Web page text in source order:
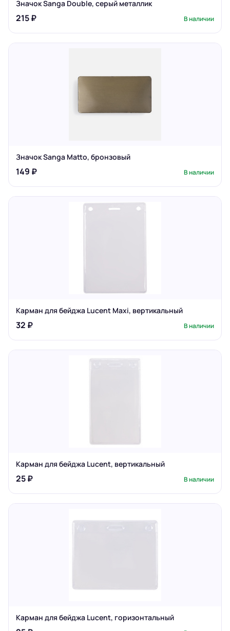
Значок Sanga Double, серый металлик
215 ₽ В наличии
Значок Sanga Matto, бронзовый
149 ₽ В наличии
Карман для бейджа Lucent Maxi, вертикальный
32 ₽ В наличии
Карман для бейджа Lucent, вертикальный
25 ₽ В наличии
Карман для бейджа Lucent, горизонтальный